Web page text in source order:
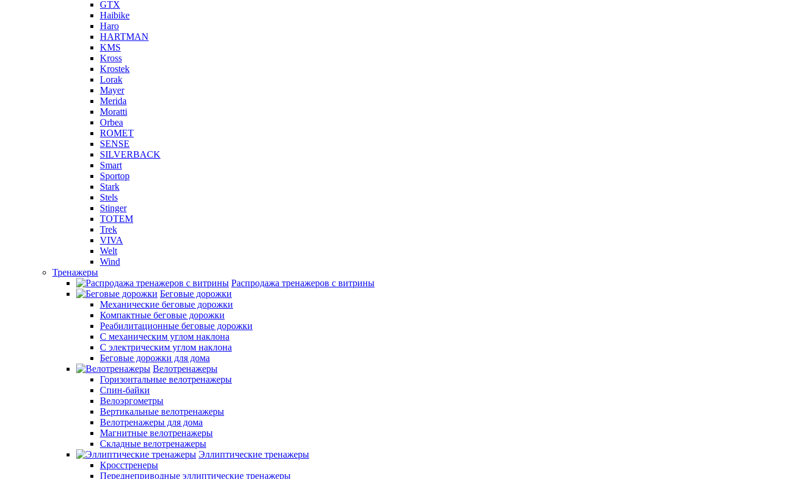
GTX
Haibike
Haro
HARTMAN
KMS
Kross
Krostek
Lorak
Mayer
Merida
Moratti
Orbea
ROMET
SENSE
SILVERBACK
Smart
Sportop
Stark
Stels
Stinger
TOTEM
Trek
VIVA
Welt
Wind
Тренажеры
Распродажа тренажеров с витрины
Беговые дорожки
Механические беговые дорожки
Компактные беговые дорожки
Реабилитационные беговые дорожки
С механическим углом наклона
С электрическим углом наклона
Беговые дорожки для дома
Велотренажеры
Горизонтальные велотренажеры
Спин-байки
Велоэргометры
Вертикальные велотренажеры
Велотренажеры для дома
Магнитные велотренажеры
Складные велотренажеры
Эллиптические тренажеры
Кросстренеры
Переднеприводные эллиптические тренажеры